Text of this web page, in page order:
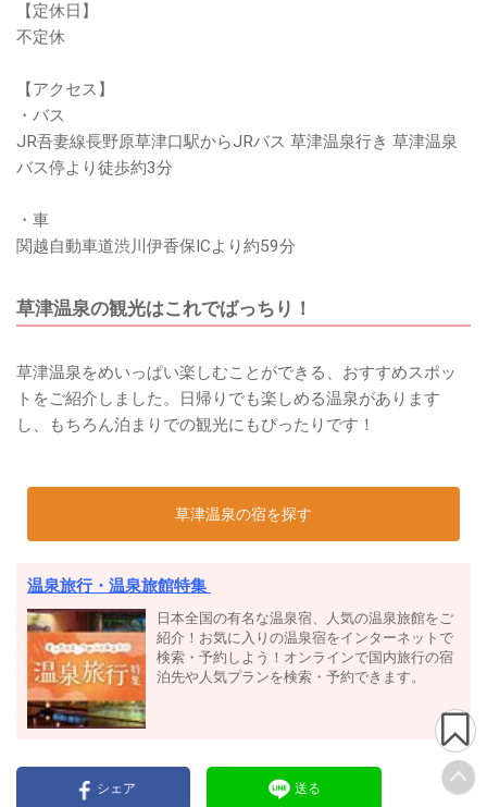
【定休日】
不定休
【アクセス】
・バス
JR吾妻線長野原草津口駅からJRバス 草津温泉行き 草津温泉
バス停より徒歩約3分
・車
関越自動車道渋川伊香保ICより約59分
草津温泉の観光はこれでばっちり！
草津温泉をめいっぱい楽しむことができる、おすすめスポッ
トをご紹介しました。日帰りでも楽しめる温泉があります
し、もちろん泊まりでの観光にもぴったりです！
草津温泉の宿を探す
温泉旅行・温泉旅館特集
日本全国の有名な温泉宿、人気の温泉旅館をご
紹介！お気に入りの温泉宿をインターネットで
検索・予約しよう！オンラインで国内旅行の宿
泊先や人気プランを検索・予約できます。
シェア 送る